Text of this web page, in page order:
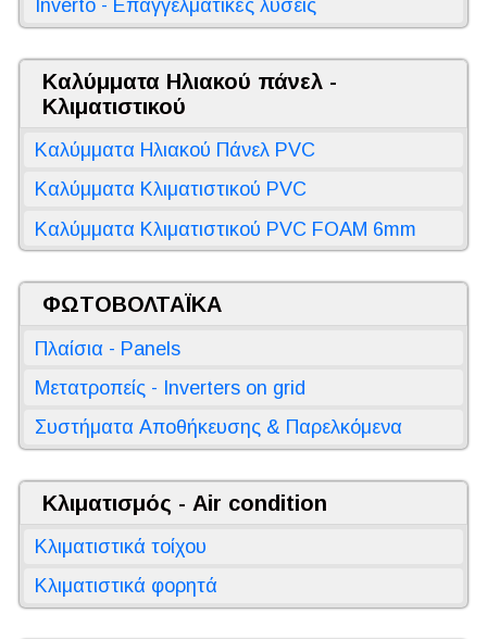
Inverto - Επαγγελματικές λύσεις
Καλύμματα Ηλιακού πάνελ -
Κλιματιστικού
Καλύμματα Ηλιακού Πάνελ PVC
Καλύμματα Κλιματιστικού PVC
Καλύμματα Κλιματιστικού PVC FOAM 6mm
ΦΩΤΟΒΟΛΤΑΪΚΑ
Πλαίσια - Panels
Μετατροπείς - Inverters on grid
Συστήματα Αποθήκευσης & Παρελκόμενα
Κλιματισμός - Air condition
Κλιματιστικά τοίχου
Κλιματιστικά φορητά